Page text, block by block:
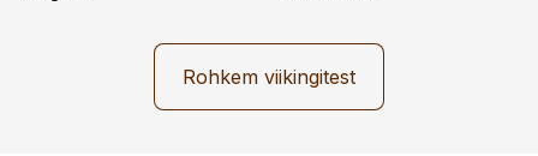
Rohkem viikingitest